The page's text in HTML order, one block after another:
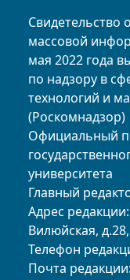
Свидетельство
массовой
мая 2022 года
по надзору в
технологий и
(Роскомнадзор)
Официальный
университета
Главный
Адрес
Вилюйская,
Телефон
Почта редакции: